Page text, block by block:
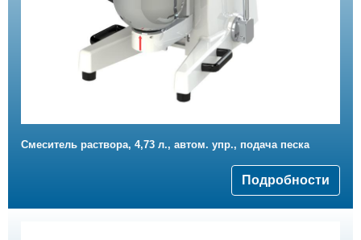
Смеситель раствора, 4,73 л., автом. упр., подача песка
Подробности